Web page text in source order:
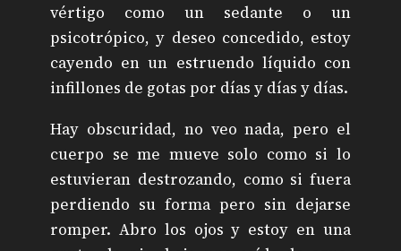
vértigo como un sedante o un
psicotrópico, y deseo concedido, estoy
cayendo en un estruendo líquido con
infillones de gotas por días y días y días.
Hay obscuridad, no veo nada, pero el
cuerpo se me mueve solo como si lo
estuvieran destrozando, como si fuera
perdiendo su forma pero sin dejarse
romper. Abro los ojos y estoy en una